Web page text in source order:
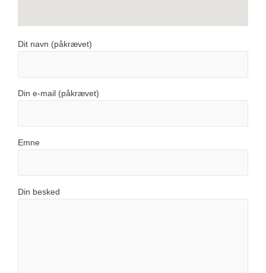
Dit navn (påkrævet)
Din e-mail (påkrævet)
Emne
Din besked